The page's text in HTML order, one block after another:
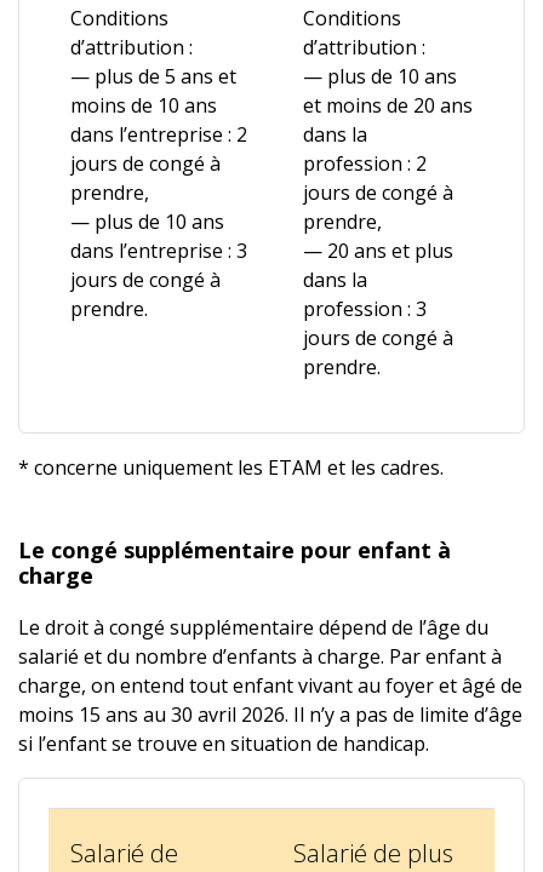
Conditions
d’attribution :
— plus de 5 ans et
moins de 10 ans
dans l’entreprise : 2
jours de congé à
prendre,
— plus de 10 ans
dans l’entreprise : 3
jours de congé à
prendre.
Conditions
d’attribution :
— plus de 10 ans
et moins de 20 ans
dans la
profession : 2
jours de congé à
prendre,
— 20 ans et plus
dans la
profession : 3
jours de congé à
prendre.
* concerne uniquement les ETAM et les cadres.
Le congé supplémentaire pour enfant à
charge
Le droit à congé supplémentaire dépend de l’âge du
salarié et du nombre d’enfants à charge. Par enfant à
charge, on entend tout enfant vivant au foyer et âgé de
moins 15 ans au 30 avril 2026. Il n’y a pas de limite d’âge
si l’enfant se trouve en situation de handicap.
Salarié de Salarié de plus